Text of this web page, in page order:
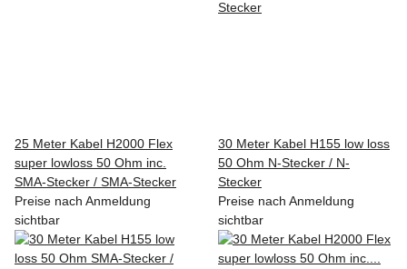
25 Meter Kabel H2000 Flex
super lowloss 50 Ohm inc.
SMA-Stecker / SMA-Stecker
Preise nach Anmeldung
sichtbar
30 Meter Kabel H155 low loss
50 Ohm N-Stecker / N-
Stecker
Preise nach Anmeldung
sichtbar